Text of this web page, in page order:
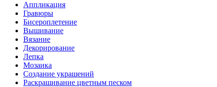
Аппликация
Гравюры
Бисероплетение
Вышивание
Вязание
Декорирование
Лепка
Мозаика
Создание украшений
Раскрашивание цветным песком